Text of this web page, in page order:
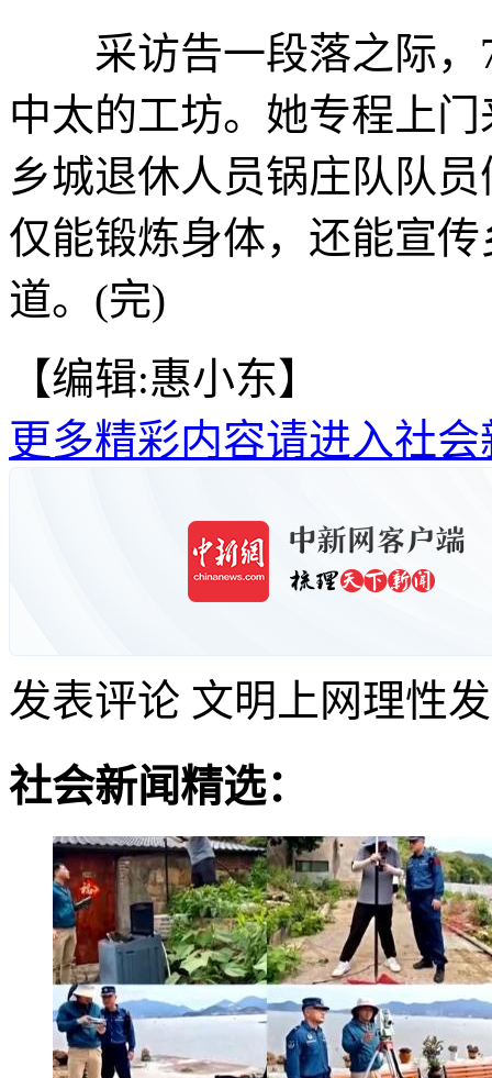
采访告一段落之际，
中太的工坊。她专程上
乡城退休人员锅庄队队
仅能锻炼身体，还能宣
道。(完)
【编辑:惠小东】
更多精彩内容请进入社会
发表评论 文明上网理性
社会新闻精选：